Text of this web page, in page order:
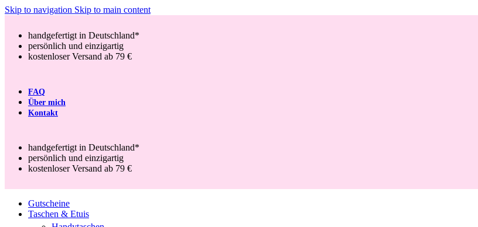
Skip to navigation Skip to main content
handgefertigt in Deutschland*
persönlich und einzigartig
kostenloser Versand ab 79 €
FAQ
Über mich
Kontakt
handgefertigt in Deutschland*
persönlich und einzigartig
kostenloser Versand ab 79 €
Gutscheine
Taschen & Etuis